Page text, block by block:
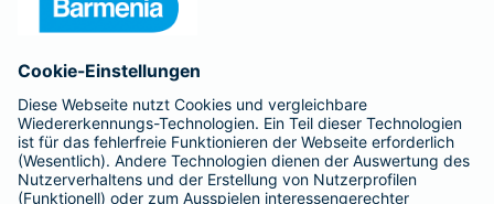
Barmenia ist Teil der BarmeniaGothaer
BELIEBTE SEITEN
Kranken-Zusatzversicherung
Tierversicherungen